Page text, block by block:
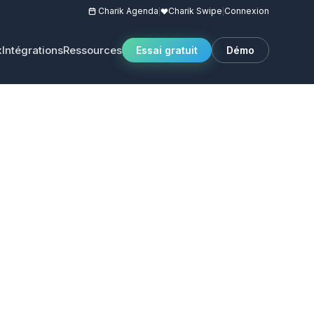
Charik Agenda Charik Swipe Connexion
IntégrationsRessources Essai gratuit Démo